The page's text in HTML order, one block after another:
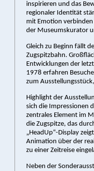
inspirieren und das
regionaler Identität
mit Emotion verbinden
der Museumskurator
Gleich zu Beginn fällt
Zugspitzbahn.
Entwicklungen der
1978 erfahren
zum
Highlight der
sich die Impressionen
zentrales Element im
die Zugspitze, das
„HeadUp“-Display
Animation über der
zu einer Zeitreise
Neben der